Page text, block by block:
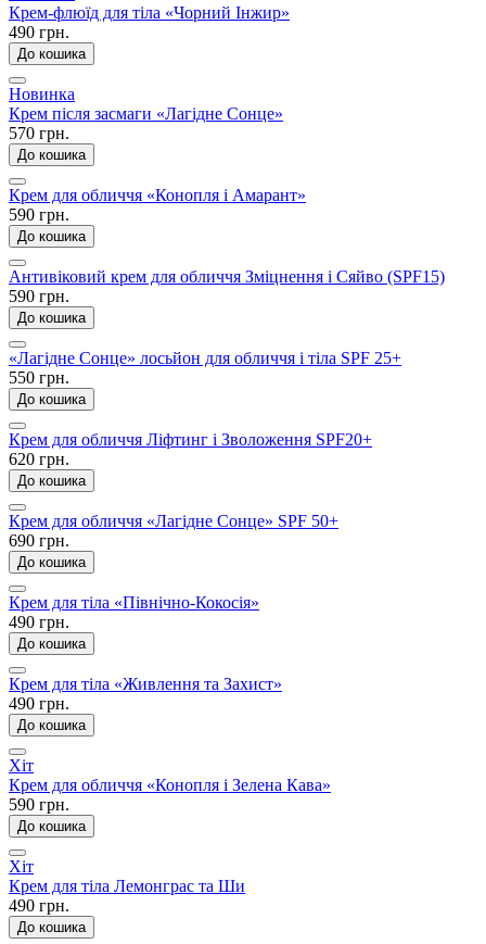
Крем-флюїд для тіла «Чорний Інжир»
490 грн.
До кошика
Новинка
Крем після засмаги «Лагідне Сонце»
570 грн.
До кошика
Крем для обличчя «Конопля і Амарант»
590 грн.
До кошика
Антивіковий крем для обличчя Зміцнення і Сяйво (SPF15)
590 грн.
До кошика
«Лагідне Сонце» лосьйон для обличчя і тіла SPF 25+
550 грн.
До кошика
Крем для обличчя Ліфтинг і Зволоження SPF20+
620 грн.
До кошика
Крем для обличчя «Лагідне Сонце» SPF 50+
690 грн.
До кошика
Крем для тіла «Північно-Кокосія»
490 грн.
До кошика
Крем для тіла «Живлення та Захист»
490 грн.
До кошика
Хіт
Крем для обличчя «Конопля і Зелена Кава»
590 грн.
До кошика
Хіт
Крем для тіла Лемонграс та Ши
490 грн.
До кошика